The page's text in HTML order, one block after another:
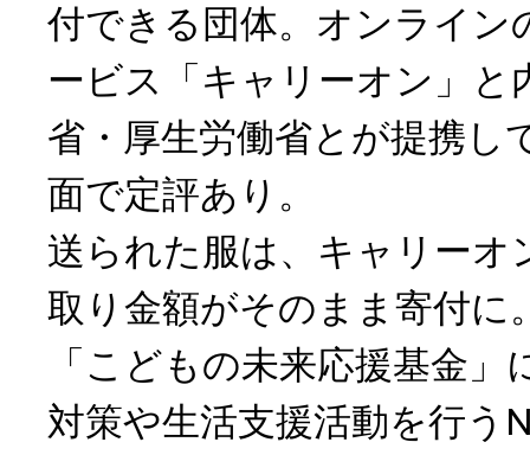
付できる団体。オンライン
ービス「キャリーオン」と
省・厚生労働省とが提携し
面で定評あり。
送られた服は、キャリーオ
取り金額がそのまま寄付に
「こどもの未来応援基金
対策や生活支援活動を行う